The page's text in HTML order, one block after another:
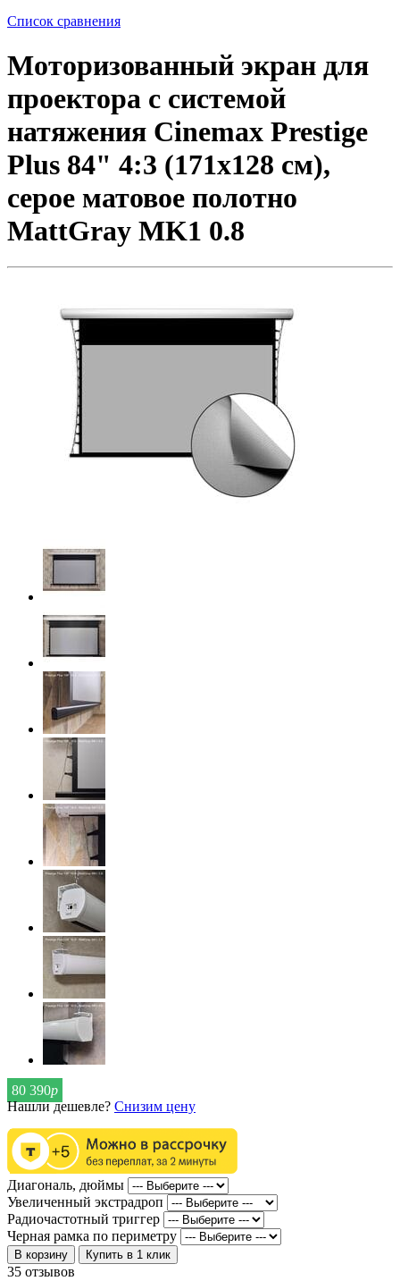
Список сравнения
Моторизованный экран для
проектора с системой
натяжения Cinemax Prestige
Plus 84" 4:3 (171x128 см),
серое матовое полотно
MattGray MK1 0.8
80 390р
Нашли дешевле? Снизим цену
Диагональ, дюймы
Увеличенный экстрадроп
Радиочастотный триггер
Черная рамка по периметру
В корзину Купить в 1 клик
35 отзывов